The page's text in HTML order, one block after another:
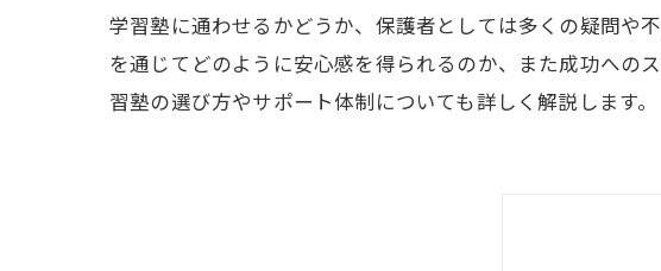
学習塾に通わせるかどうか、保護者としては多くの疑問や
を通じてどのように安心感を得られるのか、また成功への
習塾の選び方やサポート体制についても詳しく解説します。